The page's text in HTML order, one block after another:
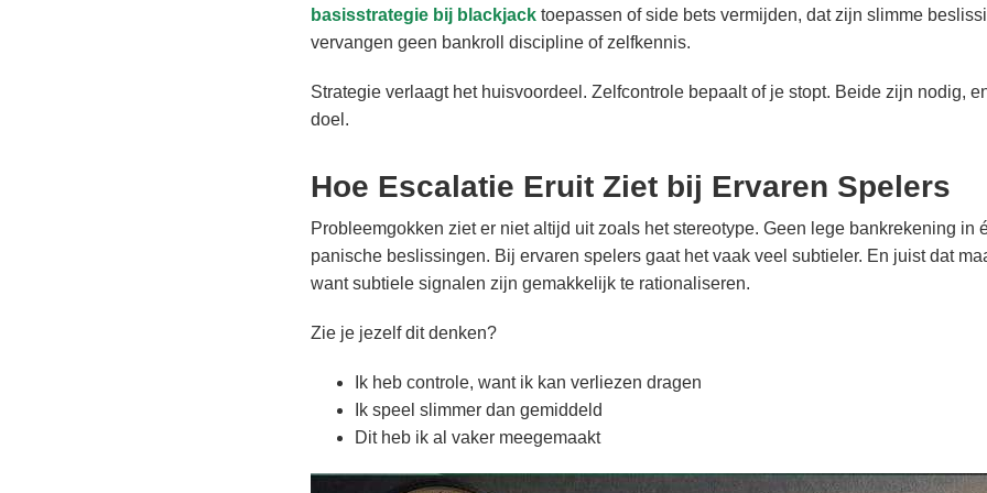
basisstrategie bij blackjack toepassen of side bets vermijden, dat zijn slimme
vervangen geen bankroll discipline of zelfkennis.
Strategie verlaagt het huisvoordeel. Zelfcontrole bepaalt of je stopt. Beide zijn nodig,
doel.
Hoe Escalatie Eruit Ziet bij Ervaren Spelers
Probleemgokken ziet er niet altijd uit zoals het stereotype. Geen lege bankrekening in
panische beslissingen. Bij ervaren spelers gaat het vaak veel subtieler. En juist dat
want subtiele signalen zijn gemakkelijk te rationaliseren.
Zie je jezelf dit denken?
Ik heb controle, want ik kan verliezen dragen
Ik speel slimmer dan gemiddeld
Dit heb ik al vaker meegemaakt